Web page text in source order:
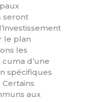
seront
le plan
les
d’une
spécifiques
aux